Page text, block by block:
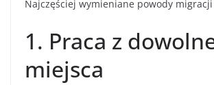
Najczęściej wymieniane powody
1. Praca z
miejsca